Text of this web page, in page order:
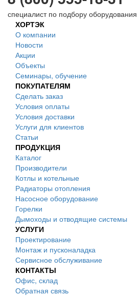
специалист по подбору оборудования
ХОРТЭК
О компании
Новости
Акции
Объекты
Семинары, обучение
ПОКУПАТЕЛЯМ
Сделать заказ
Условия оплаты
Условия доставки
Услуги для клиентов
Статьи
ПРОДУКЦИЯ
Каталог
Производители
Котлы и котельные
Радиаторы отопления
Насосное оборудование
Горелки
Дымоходы и отводящие системы
УСЛУГИ
Проектирование
Монтаж и пусконаладка
Сервисное обслуживание
КОНТАКТЫ
Офис, склад
Обратная связь